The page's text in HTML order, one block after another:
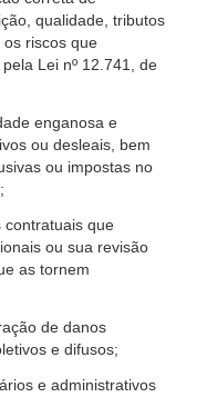
qualidade, tributos
riscos que
Lei nº 12.741, de
enganosa e
ou desleais, bem
ou impostas no
contratuais que
ou sua revisão
as tornem
de danos
e difusos;
e administrativos